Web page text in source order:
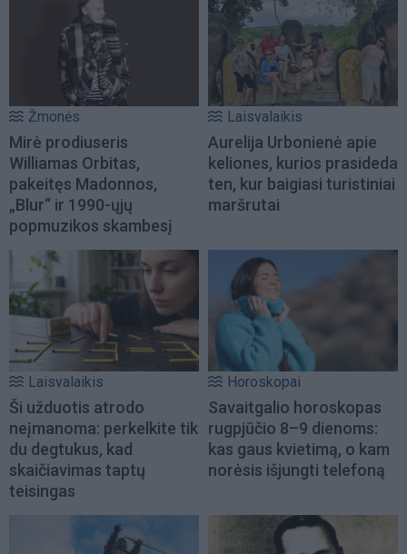
Žmonės
Mirė prodiuseris
Williamas Orbitas,
pakeitęs Madonnos,
„Blur“ ir 1990-ųjų
popmuzikos skambesį
Laisvalaikis
Aurelija Urbonienė apie
keliones, kurios prasideda
ten, kur baigiasi turistiniai
maršrutai
Laisvalaikis
Ši užduotis atrodo
neįmanoma: perkelkite tik
du degtukus, kad
skaičiavimas taptų
teisingas
Horoskopai
Savaitgalio horoskopas
rugpjūčio 8–9 dienoms:
kas gaus kvietimą, o kam
norėsis išjungti telefoną